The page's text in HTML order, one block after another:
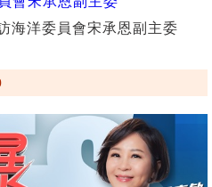
海洋委員會宋承恩副主委